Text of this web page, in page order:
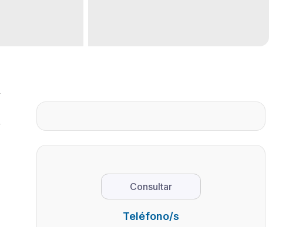
Consultar
Teléfono/s